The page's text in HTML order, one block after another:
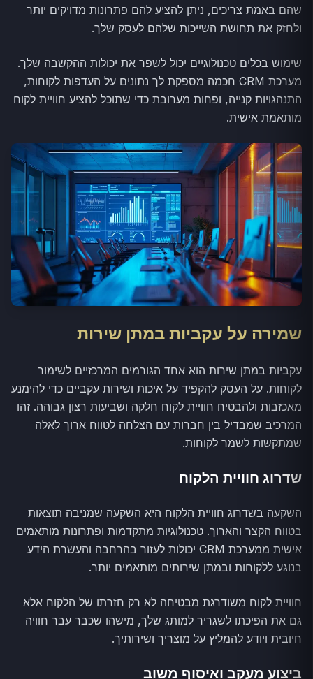
שהם באמת צריכים, ניתן להציע להם פתרונות מדויקים יותר
ולחזק את תחושת השייכות שלהם לעסק שלך.
שימוש בכלים טכנולוגיים יכול לשפר את יכולות ההקשבה שלך.
מערכת CRM חכמה מספקת לך נתונים על העדפות לקוחות,
התנהגויות קנייה, ופחות מערובת כדי שתוכל להציע חוויית לקוח
מותאמת אישית.
שמירה על עקביות במתן שירות
עקביות במתן שירות הוא אחד הגורמים המרכזיים לשימור
לקוחות. על העסק להקפיד על איכות ושירות עקביים כדי להימנע
מאכזבות ולהבטיח חוויית לקוח חלקה ושביעות רצון גבוהה. זהו
המרכיב שמבדיל בין חברות עם הצלחה לטווח ארוך לאלה
שמתקשות לשמר לקוחות.
שדרוג חוויית הלקוח
השקעה בשדרוג חוויית הלקוח היא השקעה שמניבה תוצאות
בטווח הקצר והארוך. טכנולוגיות מתקדמות ופתרונות מותאמים
אישית ממערכת CRM יכולות לעזור בהרחבה והעשרת הידע
בנוגע ללקוחות ובמתן שירותים מותאמים יותר.
חוויית לקוח משודרגת מבטיחה לא רק חזרתו של הלקוח אלא
גם את הפיכתו לשגריר למותג שלך, מישהו שכבר עבר חוויה
חיובית ויודע להמליץ על מוצריך ושירותיך.
ביצוע מעקב ואיסוף משוב